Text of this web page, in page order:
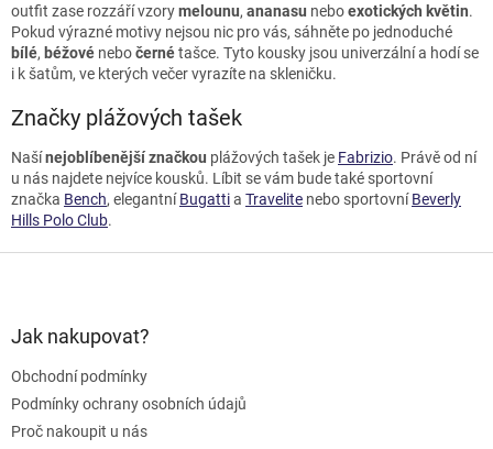
outfit zase rozzáří vzorymelounu, ananasu neboexotických květin.
Pokud výrazné motivy nejsou nic pro vás, sáhněte po jednoduché
bílé, béžové nebočernétašce. Tyto kousky jsou univerzální a hodí se
i k šatům, ve kterých večer vyrazíte na skleničku.
Značky plážových tašek
Našínejoblíbenější značkou plážových tašek je Fabrizio. Právě od ní
u nás najdete nejvíce kousků. Líbit se vám bude také sportovní
značka Bench, elegantníBugattia Travelite nebo sportovníBeverly
Hills Polo Club.
Jak nakupovat?
Obchodní podmínky
Podmínky ochrany osobních údajů
Proč nakoupit u nás